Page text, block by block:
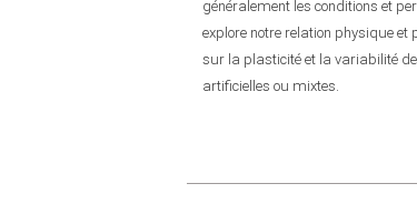
généralement les conditions et
explore notre relation physique
sur la plasticité et la variabilité
artificielles ou mixtes.